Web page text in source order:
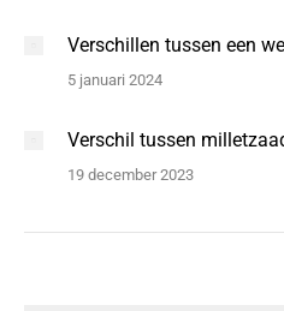
Verschillen tussen een
5 januari 2024
Verschil tussen
19 december 2023